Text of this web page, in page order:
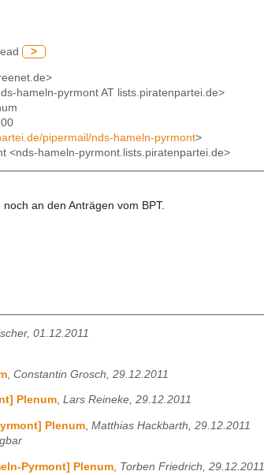
>
hameln-pyrmont AT lists.piratenpartei.de>
pipermail/nds-hameln-pyrmont>
<nds-hameln-pyrmont.lists.piratenpartei.de>
an den Anträgen vom BPT.
01.12.2011
Constantin Grosch, 29.12.2011
Plenum, Lars Reineke, 29.12.2011
Plenum, Matthias Hackbarth, 29.12.2011
Pyrmont] Plenum Torben Friedrich, 29.12.2011